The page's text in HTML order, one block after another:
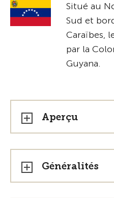
Situé au
Sud et
Caraïbes,
par la
Guyana.
Aperçu
Généralités